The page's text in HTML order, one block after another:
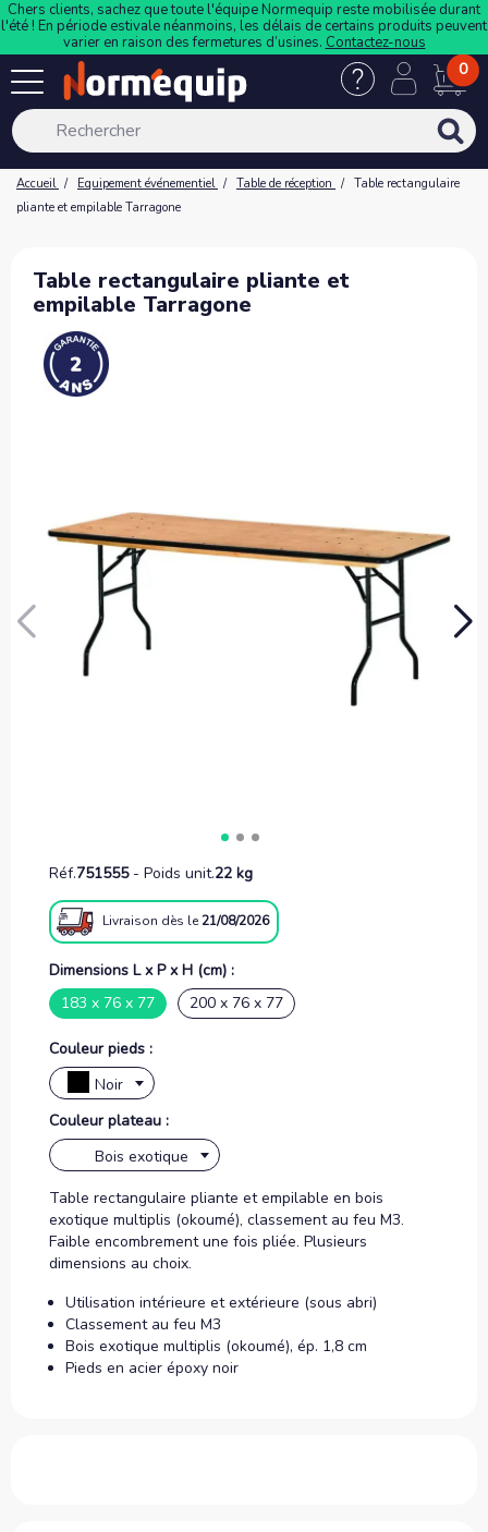
Chers clients, sachez que toute l'équipe Normequip reste mobilisée durant
l'été ! En période estivale néanmoins, les délais de certains produits peuvent
varier en raison des fermetures d’usines. Contactez-nous
0
Accueil Equipement événementiel Table de réception
Table rectangulaire
pliante et empilable Tarragone
Table rectangulaire pliante et
empilable Tarragone
Réf.751555- Poids unit.22 kg
Livraison dès le21/08/2026
Dimensions L x P x H (cm) :
183 x 76 x 77
200 x 76 x 77
Couleur pieds :
Noir
Couleur plateau :
Bois exotique
Table rectangulaire pliante et empilable en bois
exotique multiplis (okoumé), classement au feu M3.
Faible encombrement une fois pliée. Plusieurs
dimensions au choix.
Utilisation intérieure et extérieure (sous abri)
Classement au feu M3
Bois exotique multiplis (okoumé), ép. 1,8 cm
Pieds en acier époxy noir